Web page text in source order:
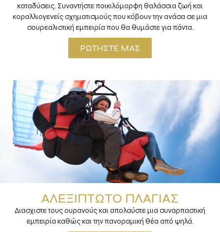
καταδύσεις. Συναντήστε ποικιλόμορφη θαλάσσια ζωή και
κοραλλιογενείς σχηματισμούς που κόβουν την ανάσα σε μια
σουρεαλιστική εμπειρία που θα θυμάστε για πάντα.
ΡΩΤΉΣΤΕ ΜΑΣ
ΑΛΕΞΊΠΤΩΤΟ ΠΛΑΓΙΆΣ
Διασχιστε τους ουρανούς και απολαύστε μια συναρπαστική
εμπειρία καθώς και την πανοραμική θέα από ψηλά.